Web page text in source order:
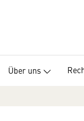
Über uns